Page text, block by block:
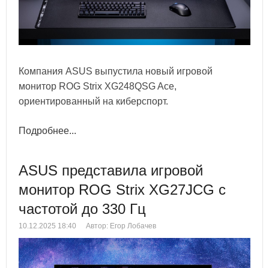
Компания ASUS выпустила новый игровой
монитор ROG Strix XG248QSG Ace,
ориентированный на киберспорт.
Подробнее...
ASUS представила игровой
монитор ROG Strix XG27JCG с
частотой до 330 Гц
10.12.2025 18:40 Автор: Егор Лобачев